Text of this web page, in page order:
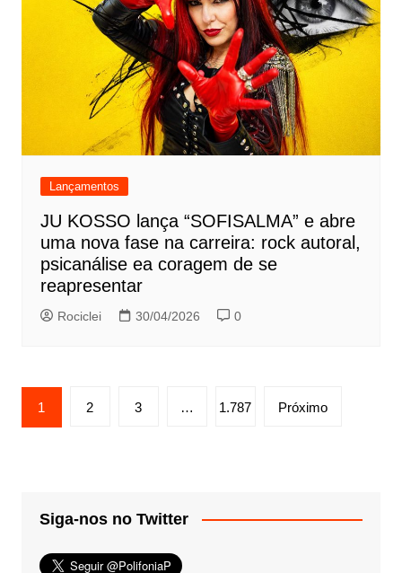
Lançamentos
JU KOSSO lança “SOFISALMA” e abre
uma nova fase na carreira: rock autoral,
psicanálise ea coragem de se
reapresentar
Rociclei 30/04/2026 0
Paginação
de
1 2 3 … 1.787 Próximo
Siga-nos no Twitter